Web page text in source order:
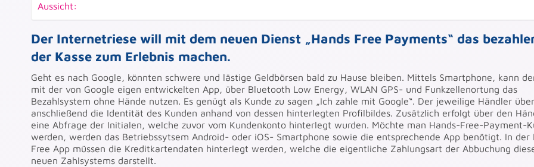
Aussicht:
Der Internetriese will mit dem neuen Dienst „Hands Free Payments“ das
der Kasse zum Erlebnis machen.
Geht es nach Google, könnten schwere und lästige Geldbörsen bald zu Hause bleiben. Mittels Smartphone, kann
mit der von Google eigen entwickelten App, über Bluetooth Low Energy, WLAN GPS- und Funkzellenortung das
Bezahlsystem ohne Hände nutzen. Es genügt als Kunde zu sagen „Ich zahle mit Google“. Der jeweilige Händler
anschließend die Identität des Kunden anhand von dessen hinterlegten Profilbildes. Zusätzlich erfolgt über den
eine Abfrage der Initialen, welche zuvor vom Kundenkonto hinterlegt wurden. Möchte man Hands-Free-Payment-
werden, werden das Betriebssytsem Android- oder iOS- Smartphone sowie die entsprechende App benötigt. In der
Free App müssen die Kreditkartendaten hinterlegt werden, welche die eigentliche Zahlungsart der Abbuchung
neuen Zahlsystems darstellt.